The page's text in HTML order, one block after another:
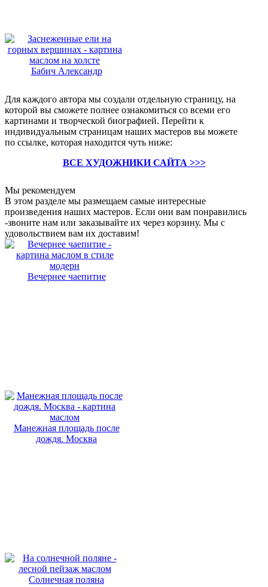
Бабич Александр
Для каждого автора мы создали отдельную страницу, на
которой вы сможете полнее ознакомиться со всеми его
картинами и творческой биографией. Перейти к
индивидуальным страницам наших мастеров вы можете
по ссылке, которая находится чуть ниже:
ВСЕ ХУДОЖНИКИ САЙТА >>>
Мы рекомендуем
В этом разделе мы размещаем самые интересные
произведения наших мастеров. Если они вам понравились
-звоните нам или заказывайте их через корзину. Мы с
удовольствием вам их доставим!
Вечернее чаепитие
Манежная площадь после
дождя. Москва
Солнечная поляна